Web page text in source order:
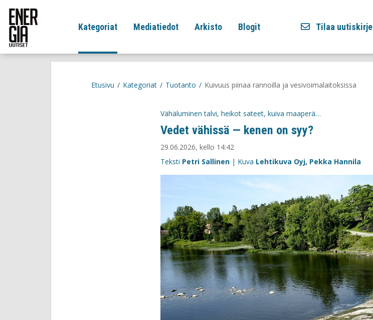
Kategoriat Mediatiedot Arkisto Blogit Tilaa uutiskirje
Etusivu / Kategoriat / Tuotanto / Kuivuus piinaa rannoilla ja vesivoimalaitoksissa
Vähäluminen talvi, heikot sateet, kuiva maaperä…
Vedet vähissä — kenen on syy?
29.06.2026, kello 14:42
Teksti Petri Sallinen| Kuva Lehtikuva Oyj, Pekka Hannila